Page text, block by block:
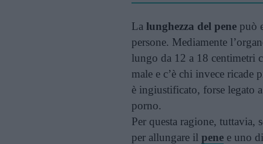
La lunghezza del pene può
persone. Mediamente
lungo da 12 a 18 centimetri
male e c’è chi invece ricade
è ingiustificato, forse legato
porno.
Per questa ragione, tuttavia,
per allungare il pene e uno